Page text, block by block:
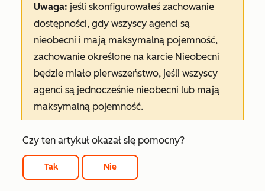
Uwaga: jeśli skonfigurowałeś zachowanie
dostępności, gdy wszyscy agenci są
nieobecni i mają maksymalną pojemność,
zachowanie określone na karcie Nieobecni
będzie miało pierwszeństwo, jeśli wszyscy
agenci są jednocześnie nieobecni lub mają
maksymalną pojemność.
Czy ten artykuł okazał się pomocny?
Tak Nie